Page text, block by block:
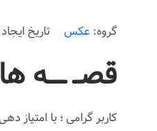
گروه: عکس
تاریخ ایجاد: 20 بهمن
قصــ
کاربر گرامی ؛ با امتیاز دهی